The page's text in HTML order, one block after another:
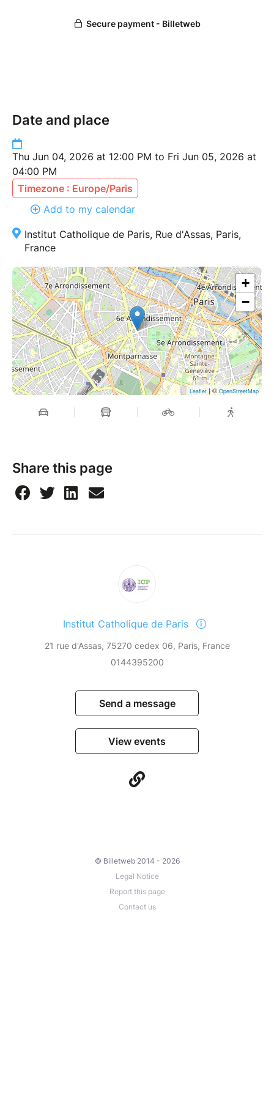
subjectifs et obligations juridiques ne serait-elle pas
subjectifs ne participent-ils pas d’un système moral à
l’échelle de
la société ? Ce sont sur ces interrogations que les
contributions
du colloque porteront et permettront d’esquisser un
début de
réponse.
Retrouvez le porgramme complet du colloque
Organisateurs :
• Marie-Caroline Arreto, Professeur extraordinaire en
Droit
public (FASSED ICP) et Directrice du Département de
Droit
• Yoann Pré, Maître de conférences en Droit privé
(FDE, UA)
Colloque en présentiel uniquement, sur inscription
Date and place
Thu Jun 04, 2026 at 12:00 PM to Fri Jun 05, 2026 at
04:00 PM
Timezone : Europe/Paris
Add to my calendar
Institut Catholique de Paris, Rue d'Assas, Paris,
France
+
−
Leaflet| ©OpenStreetMap
Share this page
Institut Catholique de Paris
21 rue d'Assas, 75270 cedex 06, Paris, France
0144395200
Send a message
View events
© Billetweb 2014 - 2026
Legal Notice
Report this page
Contact us